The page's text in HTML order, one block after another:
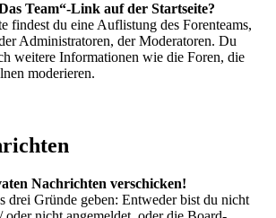
Team“-Link auf der Startseite?
findest du eine Auflistung des Forenteams,
Administratoren, der Moderatoren. Du
weitere Informationen wie die Foren, die
moderieren.
Nachrichten verschicken!
drei Gründe geben: Entweder bist du nicht